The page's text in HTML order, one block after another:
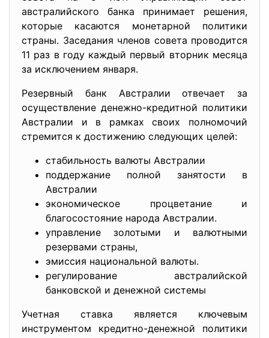
австралийского банка принимает решения,
которые касаются монетарной политики
страны. Заседания членов совета проводится
11 раз в году каждый первый вторник месяца
за исключением января.
Резервный банк Австралии отвечает за
осуществление денежно-кредитной политики
Австралии и в рамках своих полномочий
стремится к достижению следующих целей:
стабильность валюты Австралии
поддержание полной занятости в
Австралии
экономическое процветание и
благосостояние народа Австралии.
управление золотыми и валютными
резервами страны,
эмиссия национальной валюты.
регулирование австралийской
банковской и денежной системы
Учетная ставка является ключевым
инструментом кредитно-денежной политики